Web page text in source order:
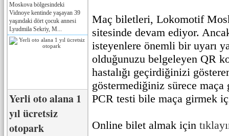
Moskova bölgesindeki
Vidnoye kentinde yaşayan 39
yaşındaki dört çocuk annesi
Lyudmila Sekriy, M...
Yerli oto alana 1
yıl ücretsiz
otopark
Maç biletleri, Lokomotif
sitesinde devam ediyor.
isteyenlere önemli bir uyarı
olduğunuzu belgeleyen QR
hastalığı geçirdiğinizi
göstermediğiniz sürece
PCR testi bile maça girmek
Online bilet almak için